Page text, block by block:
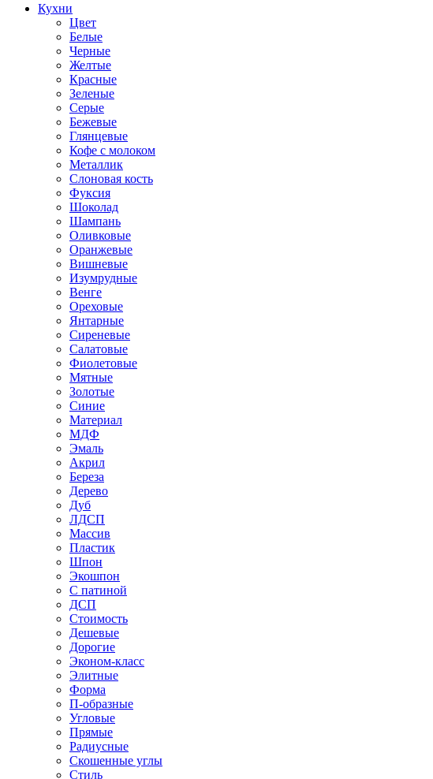
Кухни
Цвет
Белые
Черные
Желтые
Красные
Зеленые
Серые
Бежевые
Глянцевые
Кофе с молоком
Металлик
Слоновая кость
Фуксия
Шоколад
Шампань
Оливковые
Оранжевые
Вишневые
Изумрудные
Венге
Ореховые
Янтарные
Сиреневые
Салатовые
Фиолетовые
Мятные
Золотые
Синие
Материал
МДФ
Эмаль
Акрил
Береза
Дерево
Дуб
ЛДСП
Массив
Пластик
Шпон
Экошпон
С патиной
ДСП
Стоимость
Дешевые
Дорогие
Эконом-класс
Элитные
Форма
П-образные
Угловые
Прямые
Радиусные
Скошенные углы
Стиль